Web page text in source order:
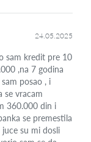
24.05.2025
sam kredit pre 10
,na 7 godina
posao , i
se vracam
360.000 din i
se premestila
juce su mi dosli